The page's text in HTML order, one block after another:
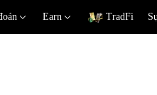
Earn TradFi